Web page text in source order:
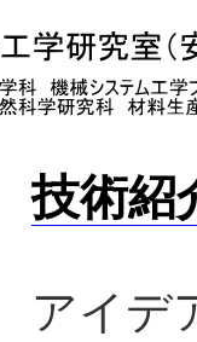
技術紹
アイデ